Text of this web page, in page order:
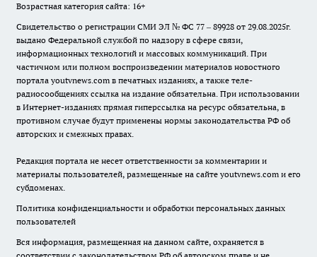
Возрастная категория сайта: 16+
Свидетельство о регистрации СМИ ЭЛ № ФС 77 – 89928 от 29.08.2025г.
выдано Федеральной службой по надзору в сфере связи,
информационных технологий и массовых коммуникаций. При
частичном или полном воспроизведении материалов новостного
портала youtvnews.com в печатных изданиях, а также теле-
радиосообщениях ссылка на издание обязательна. При использовании
в Интернет-изданиях прямая гиперссылка на ресурс обязательна, в
противном случае будут применены нормы законодательства РФ об
авторских и смежных правах.
Редакция портала не несет ответственности за комментарии и
материалы пользователей, размещенные на сайте youtvnews.com и его
субдоменах.
Политика конфиденциальности и обработки персональных данных
пользователей
Вся информация, размещенная на данном сайте, охраняется в